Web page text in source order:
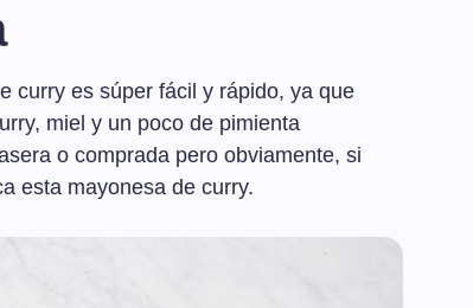
curry es súper fácil y rápido, ya que
miel y un poco de pimienta
o comprada pero obviamente, si
esta mayonesa de curry.